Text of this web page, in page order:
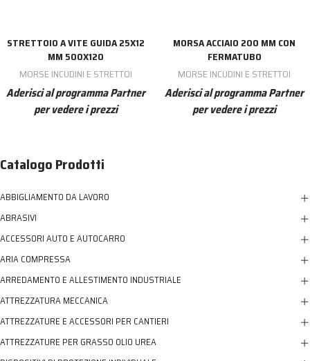
STRETTOIO A VITE GUIDA 25X12
MM 500X120
MORSE INCUDINI E STRETTOI
Aderisci al programma Partner
per vedere i prezzi
MORSA ACCIAIO 200 MM CON
FERMATUBO
MORSE INCUDINI E STRETTOI
Aderisci al programma Partner
per vedere i prezzi
Catalogo Prodotti
ABBIGLIAMENTO DA LAVORO
ABRASIVI
ACCESSORI AUTO E AUTOCARRO
ARIA COMPRESSA
ARREDAMENTO E ALLESTIMENTO INDUSTRIALE
ATTREZZATURA MECCANICA
ATTREZZATURE E ACCESSORI PER CANTIERI
ATTREZZATURE PER GRASSO OLIO UREA